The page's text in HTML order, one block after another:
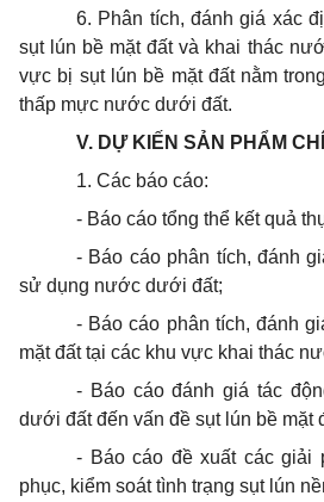
6. Phân tích, đánh giá xác
sụt lún bề mặt đất và khai thác
vực bị sụt lún bề mặt đất nằm
thấp mực nước dưới đất.
V. DỰ KIẾN SẢN PHẨM
1. Các báo cáo:
- Báo cáo tổng thể kết quả
- Báo cáo phân tích, đánh
sử dụng nước dưới đất;
- Báo cáo phân tích, đánh
mặt đất tại các khu vực khai thác
- Báo cáo đánh giá tác
dưới đất đến vấn đề sụt lún bề mặt
- Báo cáo đề xuất các giải
phục, kiểm soát tình trạng sụt lún